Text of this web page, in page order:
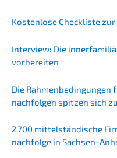
Kosten­lo­se Check­lis­te
Inter­view: Die
vorbereiten
Die
nach­fol­gen spitzen sich zu
2.700 mittel­stän­di­sche
nachfolge in Sachsen-